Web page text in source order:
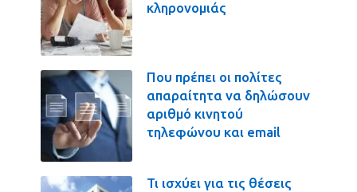
κληρονομιάς
Που πρέπει οι πολίτες
απαραίτητα να δηλώσουν
αριθμό κινητού
τηλεφώνου και email
Τι ισχύει για τις θέσεις